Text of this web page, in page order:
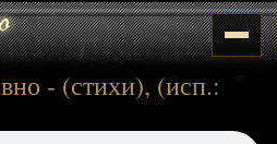
- (стихи), (исп.: